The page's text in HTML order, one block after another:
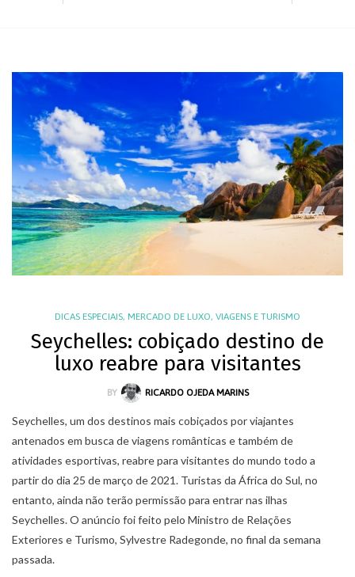
DICAS ESPECIAIS, MERCADO DE LUXO, VIAGENS E TURISMO
Seychelles: cobiçado destino de
luxo reabre para visitantes
BY RICARDO OJEDA MARINS
Seychelles, um dos destinos mais cobiçados por viajantes
antenados em busca de viagens românticas e também de
atividades esportivas, reabre para visitantes do mundo todo a
partir do dia 25 de março de 2021. Turistas da África do Sul, no
entanto, ainda não terão permissão para entrar nas ilhas
Seychelles. O anúncio foi feito pelo Ministro de Relações
Exteriores e Turismo, Sylvestre Radegonde, no final da semana
passada.